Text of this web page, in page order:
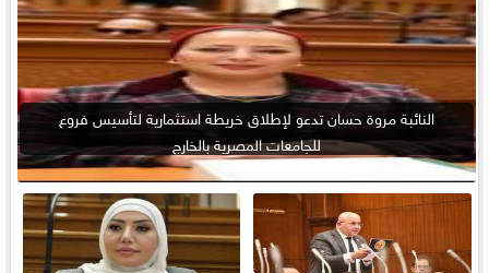
النائبة مروة حسان تدعو لإطلاق خريطة استثمارية لتأسيس فروع
للجامعات المصرية بالخارج